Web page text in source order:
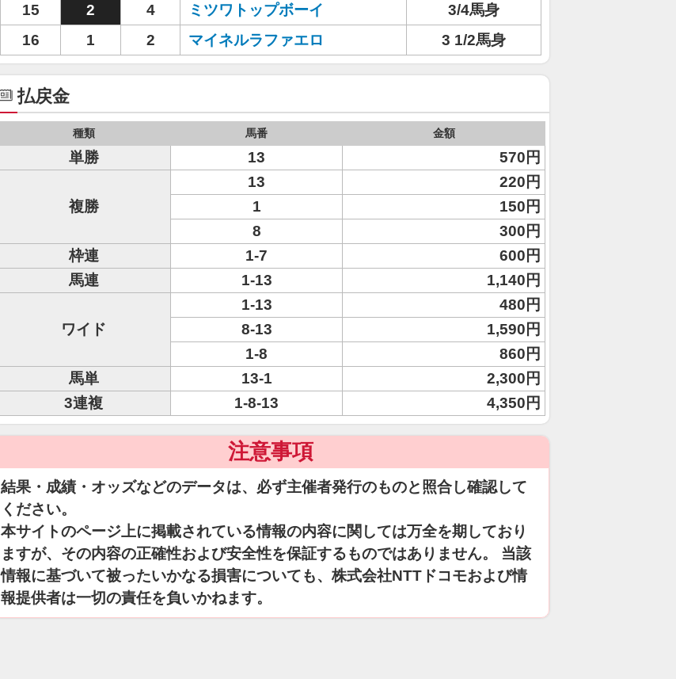
15
2 4 ミツワトップボーイ
3/4馬身
16
1 2 マイネルラファエロ 3 1/2馬身
払戻金
種類 馬番 金額
単勝 13 570円
複勝
13
220円
1
150円
8
300円
枠連
1-7
600円
馬連
1-13 1,140円
ワイド
1-13
480円
8-13
1,590円
1-8
860円
馬単
13-1
2,300円
3連複
1-8-13 4,350円
注意事項
結果・成績・オッズなどのデータは、必ず主催者発行のものと照合し確認して
ください。
本サイトのページ上に掲載されている情報の内容に関しては万全を期しており
ますが、その内容の正確性および安全性を保証するものではありません。 当該
情報に基づいて被ったいかなる損害についても、株式会社NTTドコモおよび情
報提供者は一切の責任を負いかねます。